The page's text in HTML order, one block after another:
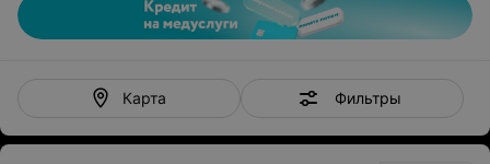
Карта Фильтры